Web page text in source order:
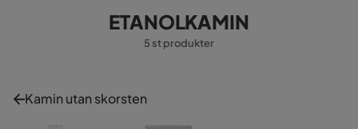
ETANOLKAMIN
5 st produkter
Kamin utan skorsten